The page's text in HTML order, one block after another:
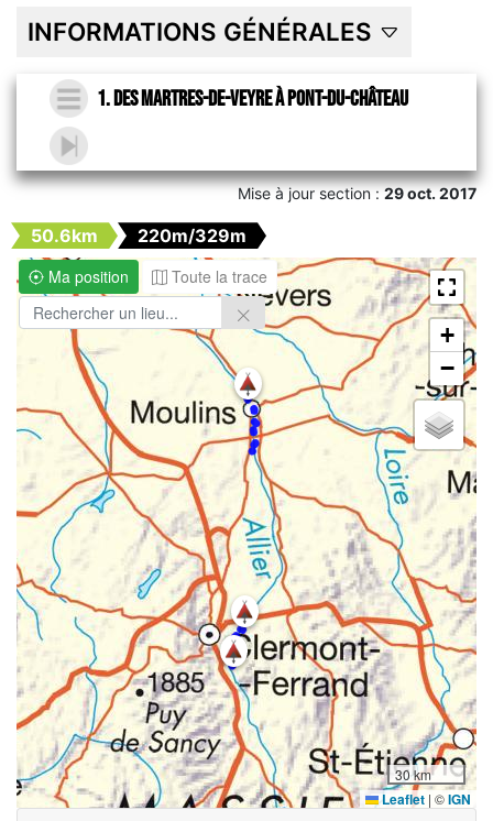
INFORMATIONS GÉNÉRALES
1. Des Martres-de-Veyre à Pont-du-Château
Mise à jour section :29 oct. 2017
50.6km
220m/329m
Ma position
Toute la trace
+
−
30 km
Leaflet | ©IGN